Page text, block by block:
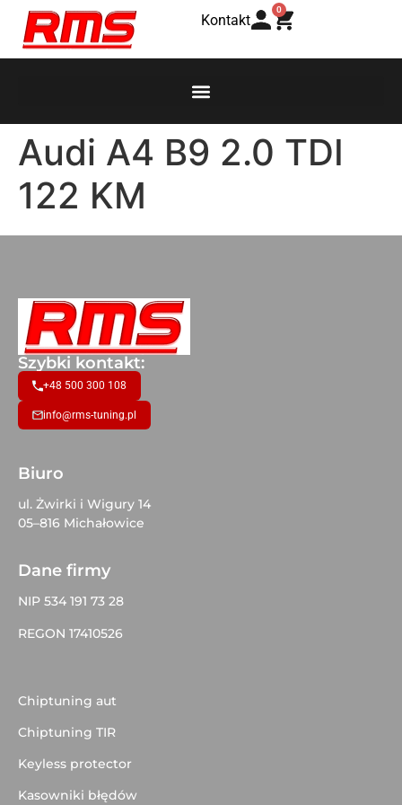
Kontakt
0
Audi A4 B9 2.0 TDI
122 KM
Szybki kontakt:
+48 500 300 108
info@rms-tuning.pl
Biuro
ul. Żwirki i Wigury 14
05–816 Michałowice
Dane firmy
NIP 534 191 73 28
REGON 17410526
Chiptuning aut
Chiptuning TIR
Keyless protector
Kasowniki błędów